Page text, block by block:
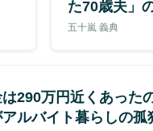
た70歳夫」
五十嵐 義典
は290万円近くあっ
ルバイト暮らしの孤